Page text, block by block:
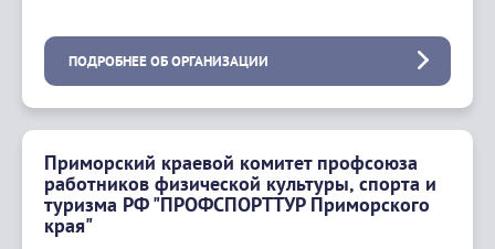
ПОДРОБНЕЕ ОБ ОРГАНИЗАЦИИ
Приморский краевой комитет профсоюза
работников физической культуры, спорта и
туризма РФ "ПРОФСПОРТТУР Приморского
края"